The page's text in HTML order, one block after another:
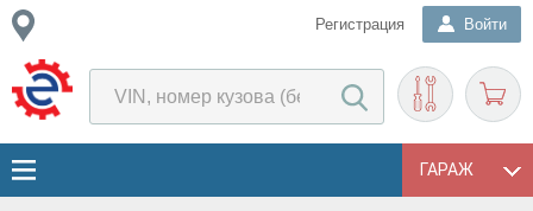
Регистрация Войти
ГАРАЖ